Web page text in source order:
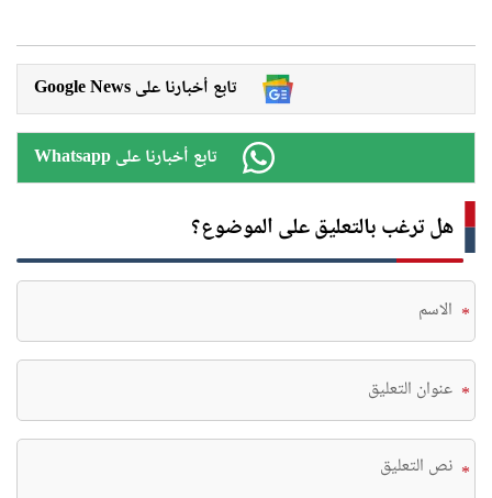
Google News تابع أخبارنا على
Whatsapp تابع أخبارنا على
هل ترغب بالتعليق على الموضوع؟
*
*
*